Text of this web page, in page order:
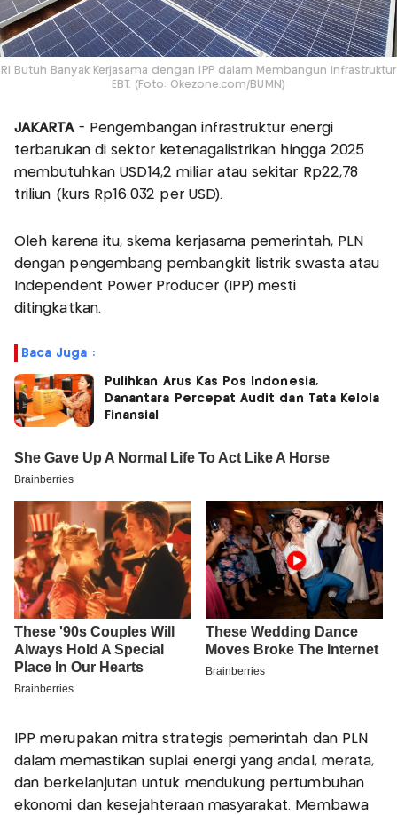
RI Butuh Banyak Kerjasama dengan IPP dalam Membangun Infrastruktur
EBT. (Foto: Okezone.com/BUMN)
JAKARTA - Pengembangan infrastruktur energi
terbarukan di sektor ketenagalistrikan hingga 2025
membutuhkan USD14,2 miliar atau sekitar Rp22,78
triliun (kurs Rp16.032 per USD).
Oleh karena itu, skema kerjasama pemerintah, PLN
dengan pengembang pembangkit listrik swasta atau
Independent Power Producer (IPP) mesti
ditingkatkan.
Baca Juga :
Pulihkan Arus Kas Pos Indonesia,
Danantara Percepat Audit dan Tata Kelola
Finansial
IPP merupakan mitra strategis pemerintah dan PLN
dalam memastikan suplai energi yang andal, merata,
dan berkelanjutan untuk mendukung pertumbuhan
ekonomi dan kesejahteraan masyarakat. Membawa